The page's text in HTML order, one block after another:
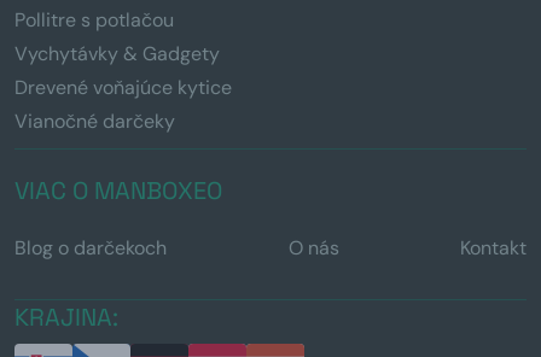
Pollitre s potlačou
Vychytávky & Gadgety
Drevené voňajúce kytice
Vianočné darčeky
VIAC O MANBOXEO
Blog o darčekoch O nás Kontakt
KRAJINA: